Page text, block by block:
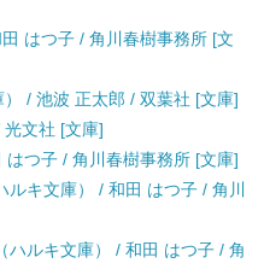
はつ子 / 角川春樹事務所 [文
/ 池波 正太郎 / 双葉社 [文庫]
文社 [文庫]
つ子 / 角川春樹事務所 [文庫]
キ文庫） / 和田 はつ子 / 角川
ハルキ文庫） / 和田 はつ子 / 角